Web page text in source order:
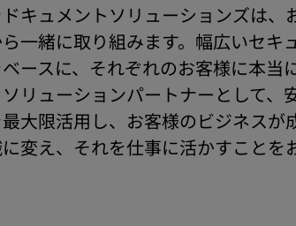
キュメントソリューションズは
一緒に取り組みます。幅広いセ
ースに、それぞれのお客様に本
リューションパートナーとして
大限活用し、お客様のビジネス
変え、それを仕事に活かすことを